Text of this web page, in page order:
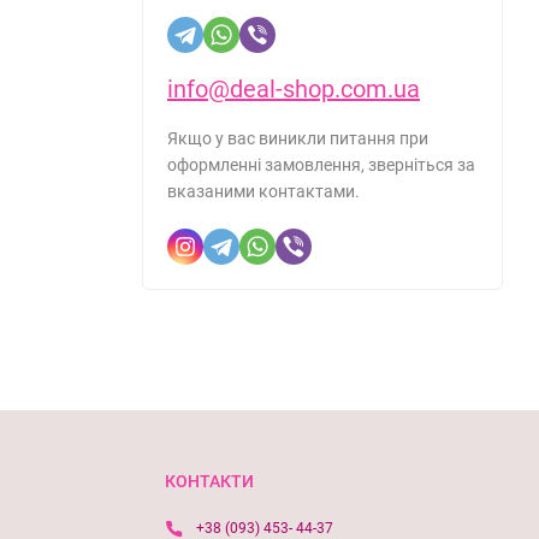
info@deal-shop.com.ua
Якщо у вас виникли питання при
оформленні замовлення, зверніться за
вказаними контактами.
КОНТАКТИ
+38 (093) 453- 44-37